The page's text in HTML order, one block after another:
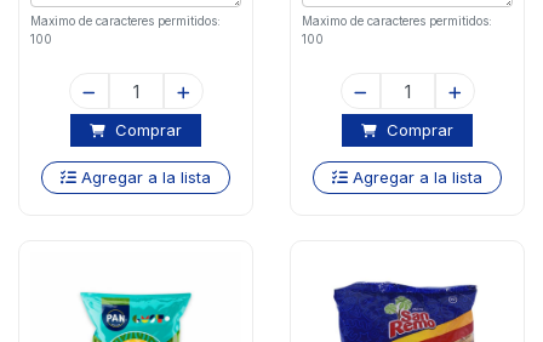
Maximo de caracteres permitidos:
100
Comprar
Agregar a la lista
Maximo de caracteres permitidos:
100
Comprar
Agregar a la lista